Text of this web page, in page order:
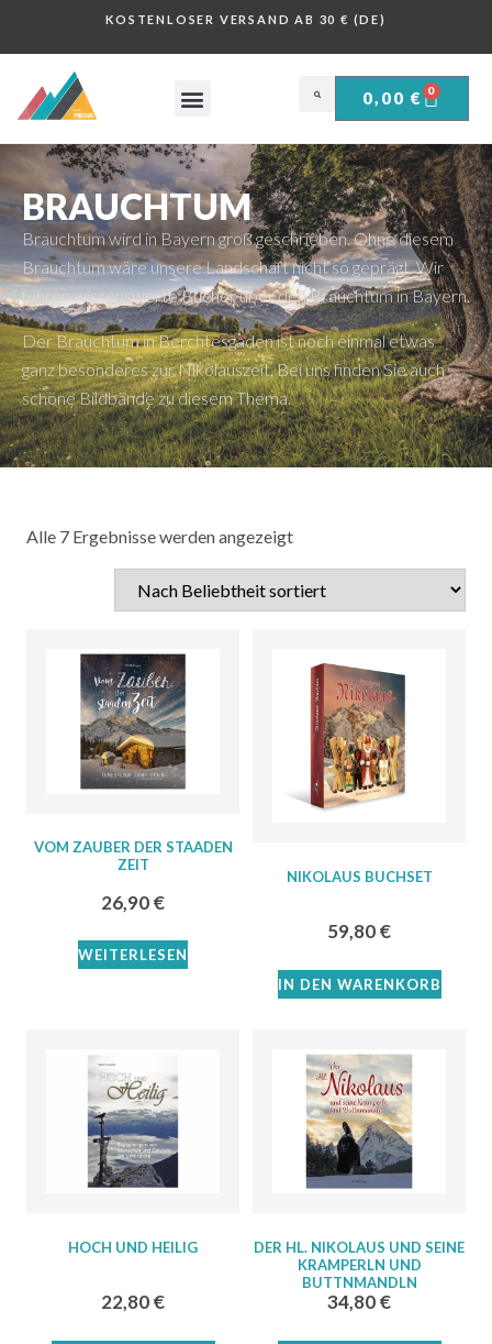
KOSTENLOSER VERSAND AB 30 € (DE)
0,00 € 0
BRAUCHTUM
Brauchtum wird in Bayern groß geschrieben. Ohne diesem
Brauchtum wäre unsere Landschaft nicht so geprägt. Wir
führen wissenswerte Bücher über den Brauchtum in Bayern.
Der Brauchtum in Berchtesgaden ist noch einmal etwas
ganz besonderes zur Nikolauszeit. Bei uns finden Sie auch
schöne Bildbände zu diesem Thema.
Alle 7 Ergebnisse werden angezeigt
VOM ZAUBER DER STAADEN
ZEIT
26,90€
WEITERLESEN
NIKOLAUS BUCHSET
59,80€
IN DEN WARENKORB
HOCH UND HEILIG
22,80€
DER HL. NIKOLAUS UND SEINE
KRAMPERLN UND
BUTTNMANDLN
34,80€